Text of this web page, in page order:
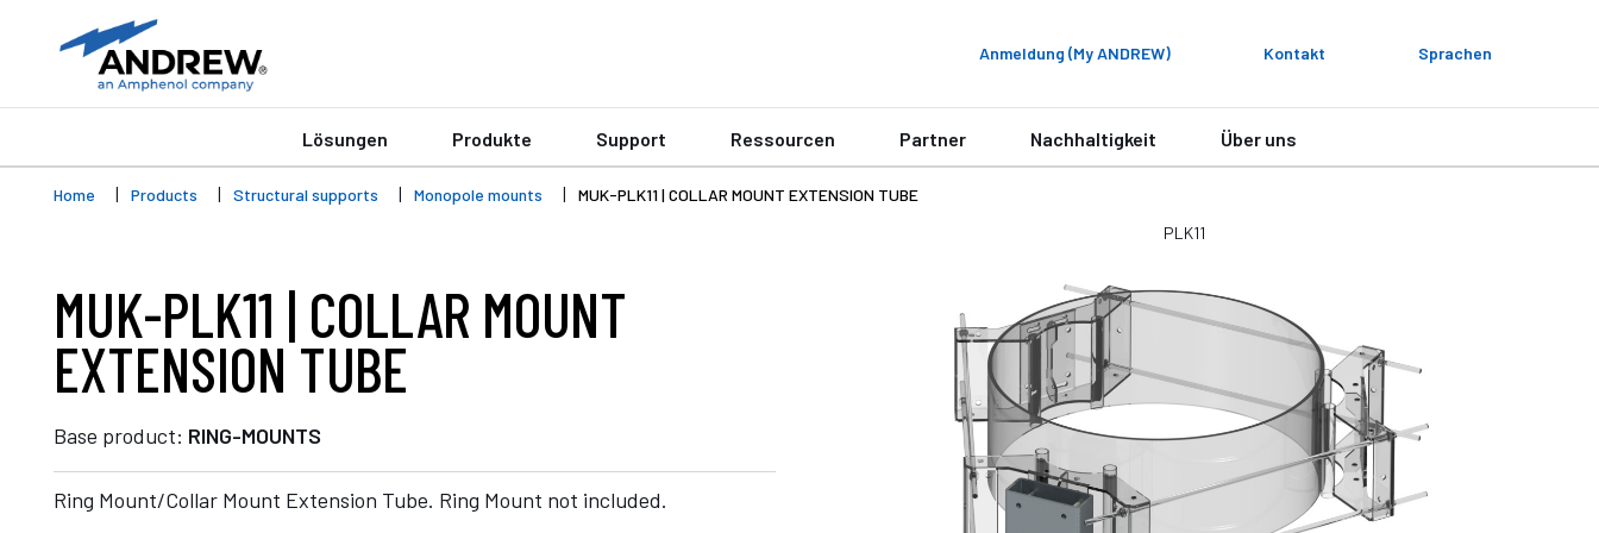
Anmeldung (My ANDREW) Kontakt Sprachen
Lösungen Produkte Support Ressourcen Partner Nachhaltigkeit Über uns
Home Products Structural supports Monopole mounts MUK-PLK11 | COLLAR MOUNT EXTENSION TUBE
MUK-PLK11 | COLLAR MOUNT
EXTENSION TUBE
Base product: RING-MOUNTS
Ring Mount/Collar Mount Extension Tube. Ring Mount not included.
PLK11